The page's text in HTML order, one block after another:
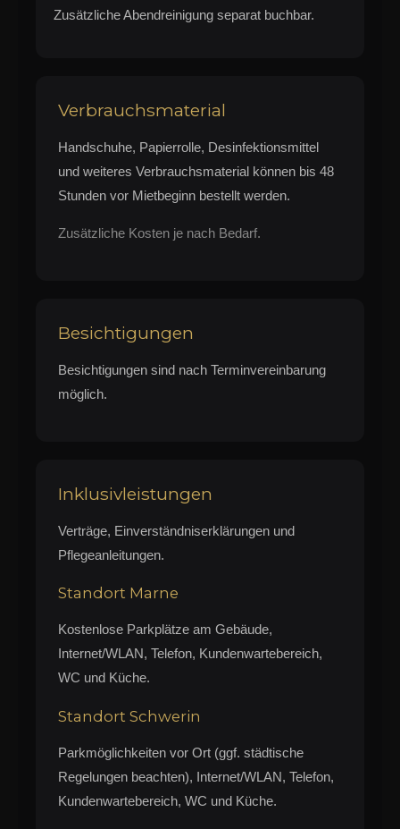
Zusätzliche Abendreinigung separat buchbar.
Verbrauchsmaterial
Handschuhe, Papierrolle, Desinfektionsmittel
und weiteres Verbrauchsmaterial können bis 48
Stunden vor Mietbeginn bestellt werden.
Zusätzliche Kosten je nach Bedarf.
Besichtigungen
Besichtigungen sind nach Terminvereinbarung
möglich.
Inklusivleistungen
Verträge, Einverständniserklärungen und
Pflegeanleitungen.
Standort Marne
Kostenlose Parkplätze am Gebäude,
Internet/WLAN, Telefon, Kundenwartebereich,
WC und Küche.
Standort Schwerin
Parkmöglichkeiten vor Ort (ggf. städtische
Regelungen beachten), Internet/WLAN, Telefon,
Kundenwartebereich, WC und Küche.